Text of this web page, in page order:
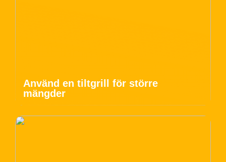
Använd en tiltgrill för större
mängder